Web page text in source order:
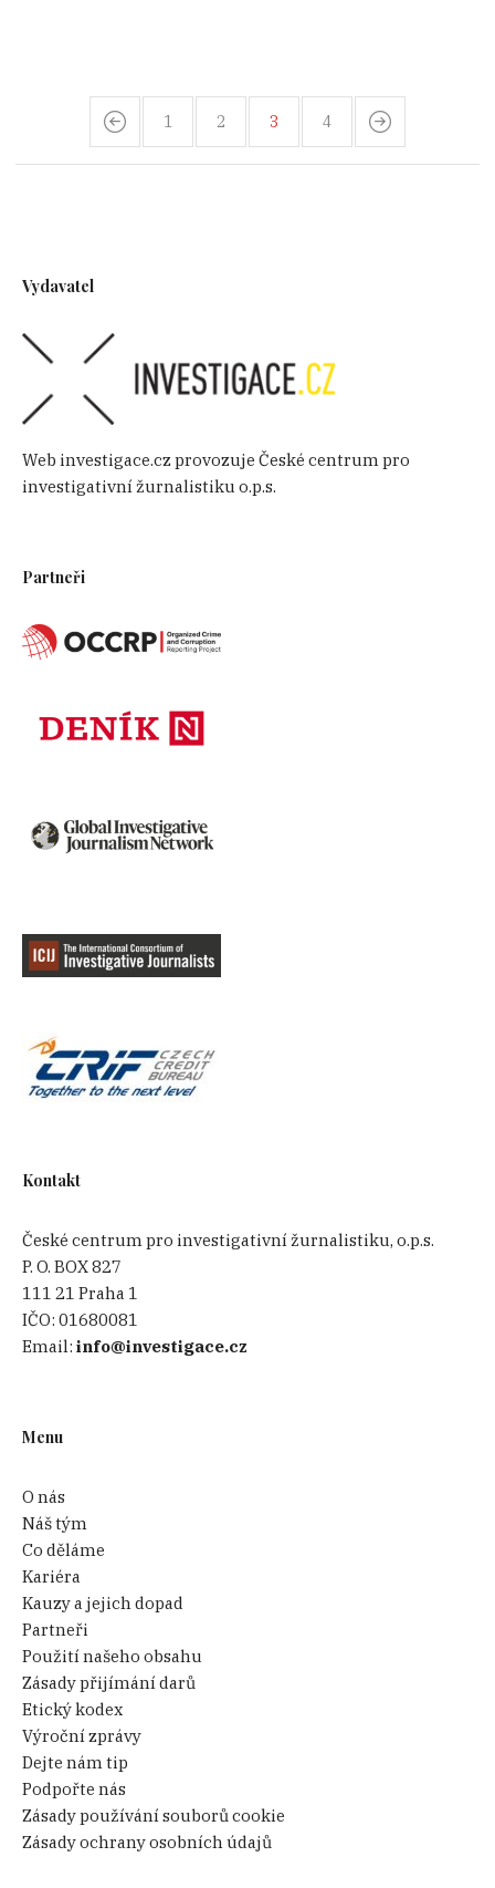
1 2 3 4
Vydavatel
Web investigace.cz provozuje České centrum pro
investigativní žurnalistiku o.p.s.
Partneři
Kontakt
České centrum pro investigativní žurnalistiku, o.p.s.
P. O. BOX 827
111 21 Praha 1
IČO:01680081
Email:info@investigace.cz
Menu
O nás
Náš tým
Co děláme
Kariéra
Kauzy a jejich dopad
Partneři
Použití našeho obsahu
Zásady přijímání darů
Etický kodex
Výroční zprávy
Dejte nám tip
Podpořte nás
Zásady používání souborů cookie
Zásady ochrany osobních údajů